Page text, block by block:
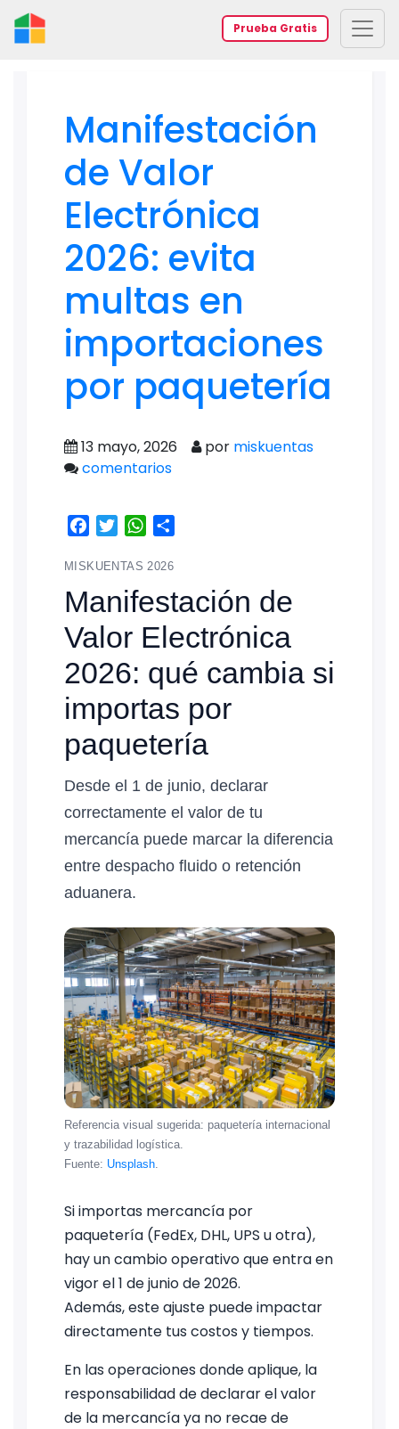
Prueba Gratis
Manifestación
de Valor
Electrónica
2026: evita
multas en
importaciones
por paquetería
13 mayo, 2026 por miskuentas
comentarios
Facebook
TwitterWhatsApp
MISKUENTAS 2026
Manifestación de
Valor Electrónica
2026: qué cambia si
importas por
paquetería
Desde el 1 de junio, declarar
correctamente el valor de tu
mercancía puede marcar la diferencia
entre despacho fluido o retención
aduanera.
Referencia visual sugerida: paquetería internacional
y trazabilidad logística.
Fuente: Unsplash
Si importas mercancía por
paquetería (FedEx, DHL, UPS u otra),
hay un cambio operativo que entra en
vigor el 1 de junio de 2026.
Además, este ajuste puede impactar
directamente tus costos y tiempos.
En las operaciones donde aplique, la
responsabilidad de declarar el valor
de la mercancía ya no recae de